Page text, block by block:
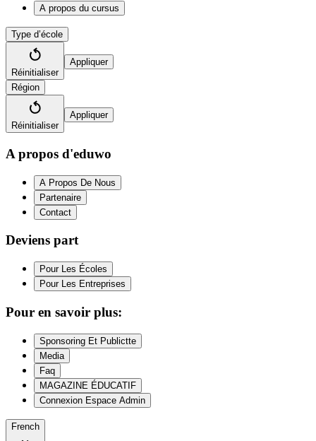
A propos du cursus
Type d’école
Réinitialiser
Appliquer
Région
Réinitialiser
Appliquer
A propos d'eduwo
A Propos De Nous
Partenaire
Contact
Deviens part
Pour Les Écoles
Pour Les Entreprises
Pour en savoir plus:
Sponsoring Et Publictte
Media
Faq
MAGAZINE ÉDUCATIF
Connexion Espace Admin
French